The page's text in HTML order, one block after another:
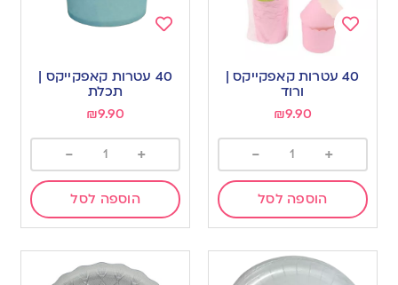
to
40 עטרות קאפקייקס |
ורוד
₪9.90
+
-
הוספה לסל
to
40 עטרות קאפקייקס |
תכלת
₪9.90
+
-
הוספה לסל